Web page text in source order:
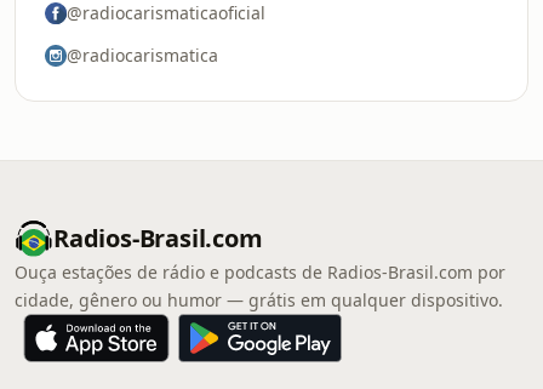
@radiocarismaticaoficial
@radiocarismatica
Radios-Brasil.com
Ouça estações de rádio e podcasts de Radios-Brasil.com por
cidade, gênero ou humor — grátis em qualquer dispositivo.